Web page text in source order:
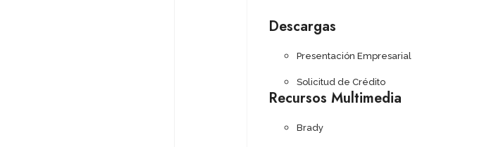
Descargas
Presentación Empresarial
Solicitud de Crédito
Recursos Multimedia
Brady